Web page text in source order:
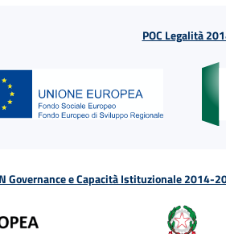
POC Legalità
Governance e Capacità Istituzionale 2014-